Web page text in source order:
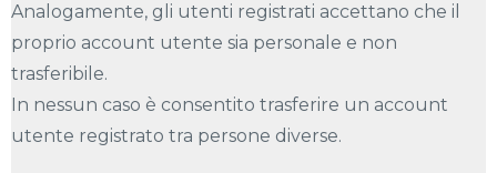
Analogamente, gli utenti registrati accettano che il
proprio account utente sia personale e non
trasferibile.
In nessun caso è consentito trasferire un account
utente registrato tra persone diverse.